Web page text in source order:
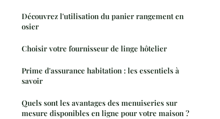
Découvrez l'utilisation du panier rangement en
osier
Choisir votre fournisseur de linge hôtelier
Prime d'assurance habitation : les essentiels à
savoir
Quels sont les avantages des menuiseries sur
mesure disponibles en ligne pour votre maison ?